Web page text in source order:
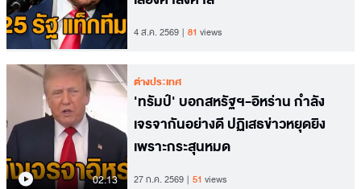
4 ส.ค. 2569 81 views
02.13
ต่างประเทศ
'ทรัมป์' บอกสหรัฐฯ-อิหร่าน กำลัง
เจรจากันอย่างดี ปฏิเสธข่าวหยุดยิง
เพราะกระสุนหมด
27 ก.ค. 2569 51 views